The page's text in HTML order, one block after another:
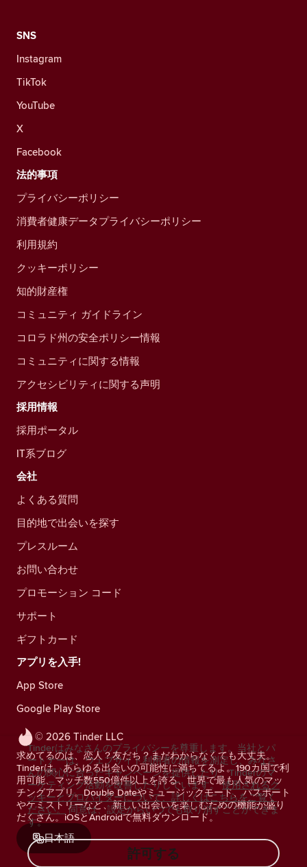
© 2026 Tinder LLC
求めてるのは、恋人？友だち？まだわからなくても大丈夫。
Tinderは、あらゆる出会いの可能性に満ちてるよ。190カ国で利
用可能、マッチ数550億件以上を誇る、世界で最も人気のマッ
チングアプリ。Double Dateやミュージックモード、パスポート
やケミストリーなど、新しい出会いを楽しむための機能が盛り
だくさん。iOSとAndroidで無料ダウンロード。
日本語
SNS
Instagram
TikTok
YouTube
X
Facebook
法的事項
プライバシーポリシー
消費者健康データプライバシーポリシー
利用規約
クッキーポリシー
知的財産権
コミュニティ ガイドライン
コロラド州の安全ポリシー情報
コミュニティに関する情報
アクセシビリティに関する声明
採用情報
採用ポータル
IT系ブログ
会社
よくある質問
目的地で出会いを探す
プレスルーム
お問い合わせ
プロモーション コード
サポート
ギフトカード
アプリを入手!
App Store
Google Play Store
Tinderはみなさんのプライバシーを尊重します。当社とパ
ートナーは、ウェブサイト利用者の情報を測定し、みなさ
んの関心に合ったキャンペーンを提供したり、Tinderのマ
ーケティング活動を改善したりしています。 使用されるク
ッキーとプロバイダーについて、詳しくはこちらをご覧く
ださい。 同意は、設定からいつでも取り消すことができま
す。
許可する